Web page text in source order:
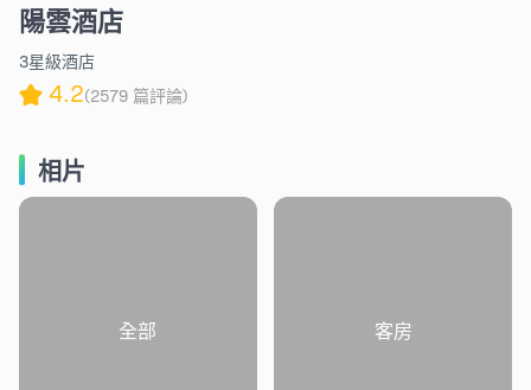
陽雲酒店
3星級酒店
4.2(2579 篇評論)
相片
全部 客房